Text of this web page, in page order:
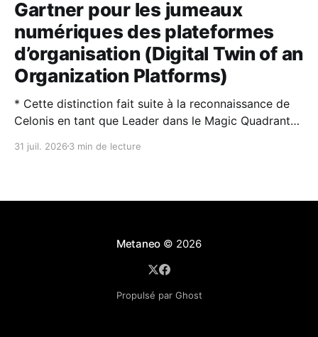
Gartner pour les jumeaux
numériques des plateformes
d’organisation (Digital Twin of an
Organization Platforms)
* Cette distinction fait suite à la reconnaissance de
Celonis en tant que Leader dans le Magic Quadrant™
jumeaux numériques d’organisation (DTO) et
plus faciles à utiliser,
31 juil. 2026 3 min de lecture
Metaneo © 2026
Propulsé par Ghost